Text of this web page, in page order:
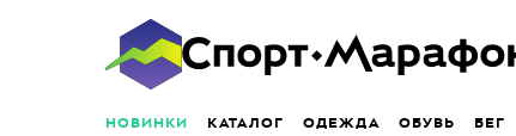
НОВИНКИ КАТАЛОГ ОДЕЖДА ОБУВЬ БЕГ